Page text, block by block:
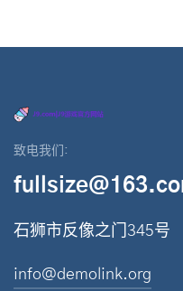
致电我们:
石狮市反像之门345号
info@demolink.org